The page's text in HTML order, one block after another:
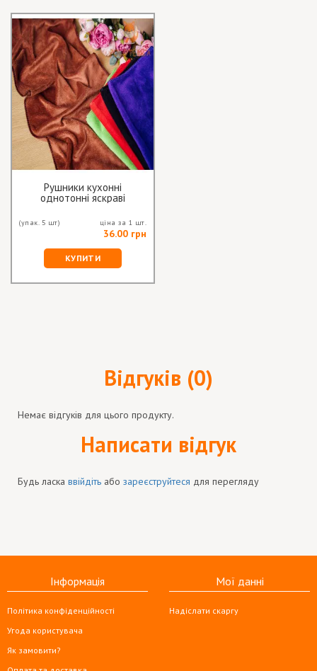
Рушники кухонні
однотонні яскраві
(упак. 5 шт) ціна за 1 шт.
36.00 грн
КУПИТИ
Відгуків (0)
Немає відгуків для цього продукту.
Написати відгук
Будь ласка ввійдіть або зареєструйтеся для перегляду
Інформація
Політика конфіденційності
Угода користувача
Як замовити?
Мої данні
Надіслати скаргу